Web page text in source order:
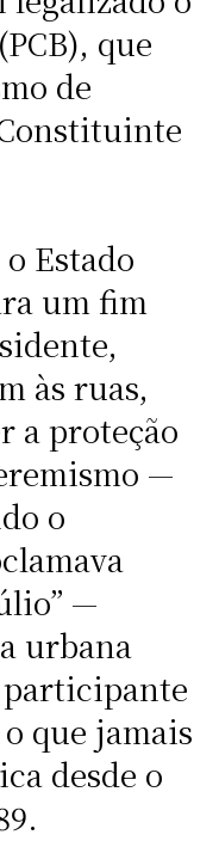
que
de
Estado
um fim
às ruas,
a proteção
—
o
—
urbana
que jamais
desde o